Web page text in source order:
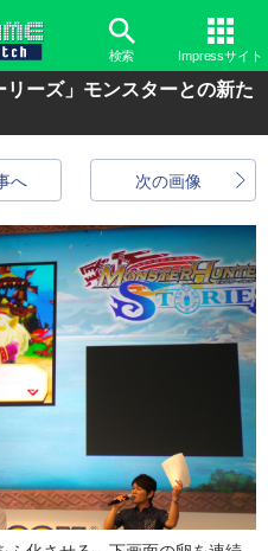
検索 Impressサイト
リーズ」モンスターとの新た
次の画像
へ